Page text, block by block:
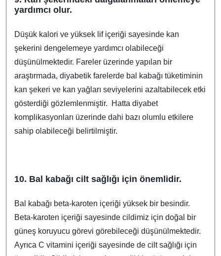
yardımcı olur.
Düşük kalori ve yüksek lif içeriği sayesinde kan
şekerini dengelemeye yardımcı olabileceği
düşünülmektedir. Fareler üzerinde yapılan bir
araştırmada, diyabetik farelerde bal kabağı tüketiminin
kan şekeri ve kan yağları seviyelerini azaltabilecek etki
gösterdiği gözlemlenmiştir. Hatta diyabet
komplikasyonları üzerinde dahi bazı olumlu etkilere
sahip olabileceği belirtilmiştir.
10. Bal kabağı cilt sağlığı için önemlidir.
Bal kabağı beta-karoten içeriği yüksek bir besindir.
Beta-karoten içeriği sayesinde cildimiz için doğal bir
güneş koruyucu görevi görebileceği düşünülmektedir.
Ayrıca C vitamini içeriği sayesinde de cilt sağlığı için